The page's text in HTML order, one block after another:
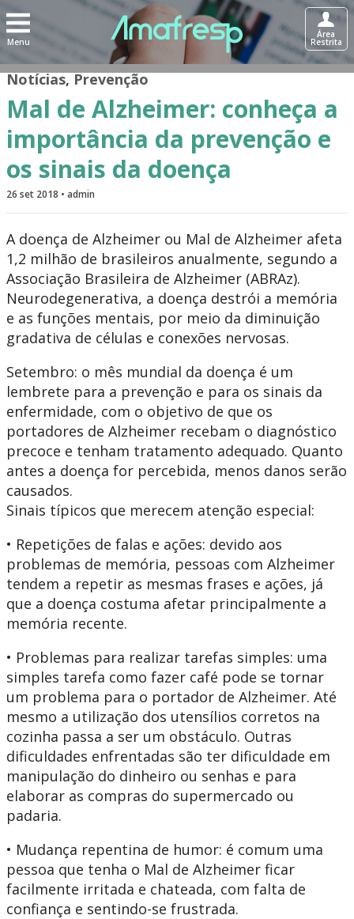
Menu
Área
Restrita
Notícias,Prevenção
Mal de Alzheimer: conheça a
importância da prevenção e
os sinais da doença
26 set 2018 • admin
A doença de Alzheimer ou Mal de Alzheimer afeta
1,2 milhão de brasileiros anualmente, segundo a
Associação Brasileira de Alzheimer (ABRAz).
Neurodegenerativa, a doença destrói a memória
e as funções mentais, por meio da diminuição
gradativa de células e conexões nervosas.
Setembro: o mês mundial da doença é um
lembrete para a prevenção e para os sinais da
enfermidade, com o objetivo de que os
portadores de Alzheimer recebam o diagnóstico
precoce e tenham tratamento adequado. Quanto
antes a doença for percebida, menos danos serão
causados.
Sinais típicos que merecem atenção especial:
• Repetições de falas e ações: devido aos
problemas de memória, pessoas com Alzheimer
tendem a repetir as mesmas frases e ações, já
que a doença costuma afetar principalmente a
memória recente.
• Problemas para realizar tarefas simples: uma
simples tarefa como fazer café pode se tornar
um problema para o portador de Alzheimer. Até
mesmo a utilização dos utensílios corretos na
cozinha passa a ser um obstáculo. Outras
dificuldades enfrentadas são ter dificuldade em
manipulação do dinheiro ou senhas e para
elaborar as compras do supermercado ou
padaria.
• Mudança repentina de humor: é comum uma
pessoa que tenha o Mal de Alzheimer ficar
facilmente irritada e chateada, com falta de
confiança e sentindo-se frustrada.